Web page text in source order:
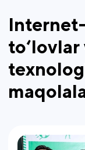
to‘lovlar